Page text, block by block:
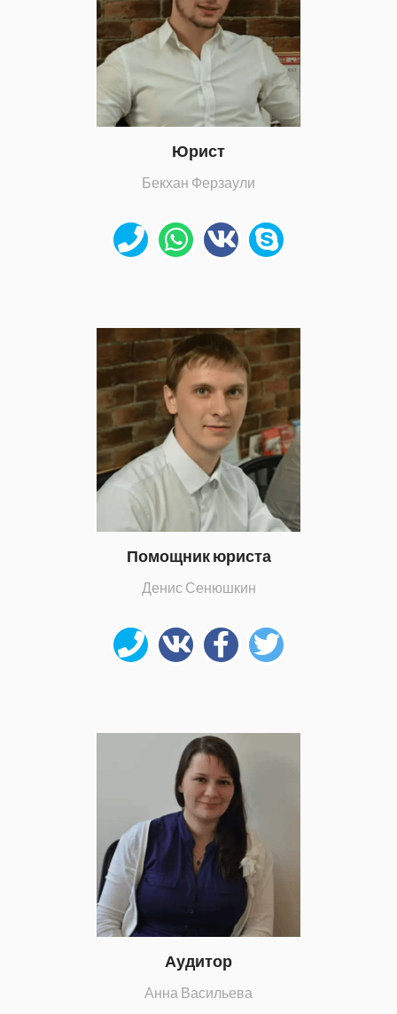
Юрист
Бекхан Ферзаули
Помощник юриста
Денис Сенюшкин
Аудитор
Анна Васильева